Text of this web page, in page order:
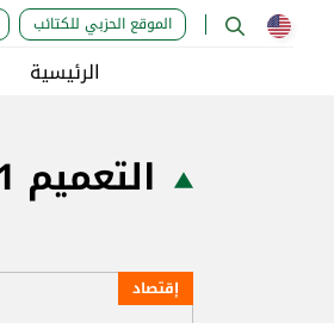
الموقع الحزبي للكتائب
الرئيسية
التعميم 151
إقتصاد